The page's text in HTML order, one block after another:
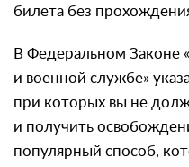
билета без
В Федеральном Законе
и военной службе»
при которых вы не
и получить
популярный способ,